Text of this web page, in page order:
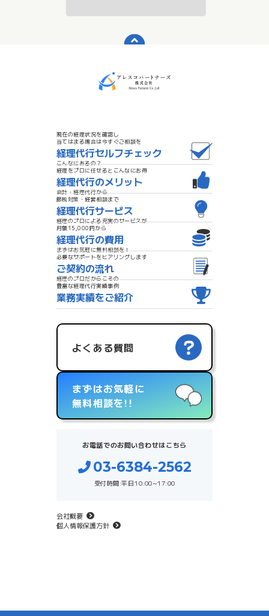
現在の経理状況を確認し
当てはまる場合は今すぐご相談を
経理代行セルフチェック
こんなにあるの？
経理をプロに任せるとこんなにお得
経理代行のメリット
会計・経理代行から
節税対策・経営相談まで
経理代行サービス
経理のプロによる充実のサービスが
月額15,000円から
経理代行の費用
まずはお気軽に無料相談を！
必要なサポートをヒアリングします
ご契約の流れ
経理のプロだからこその
豊富な経理代行実績事例
業務実績をご紹介
よくある質問
まずはお気軽に
無料相談を!!
お電話でのお問い合わせはこちら
03-6384-2562
受付時間:平日10:00~17:00
会社概要
個人情報保護方針